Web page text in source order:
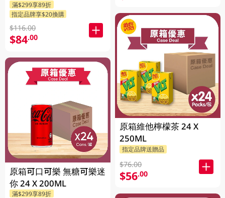
滿$299享89折
指定品牌享$20換購
$116.00
$84.00
原箱可口可樂 無糖可樂迷
你 24 X 200ML
滿$299享89折
原箱維他檸檬茶 24 X
250ML
指定品牌送贈品
$76.00
$56.00